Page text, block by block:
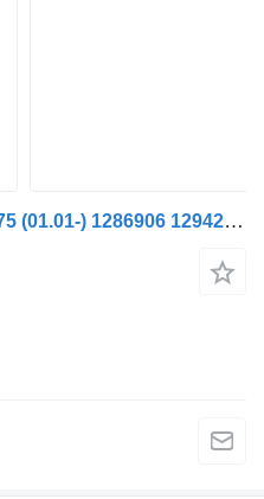
Barre stabilisatrice DAF CF75 (01.01-) 1286906 1294209 pour tracteur routier DAF LF45, LF55, LF180, CF65, CF75, CF85 (2001-)